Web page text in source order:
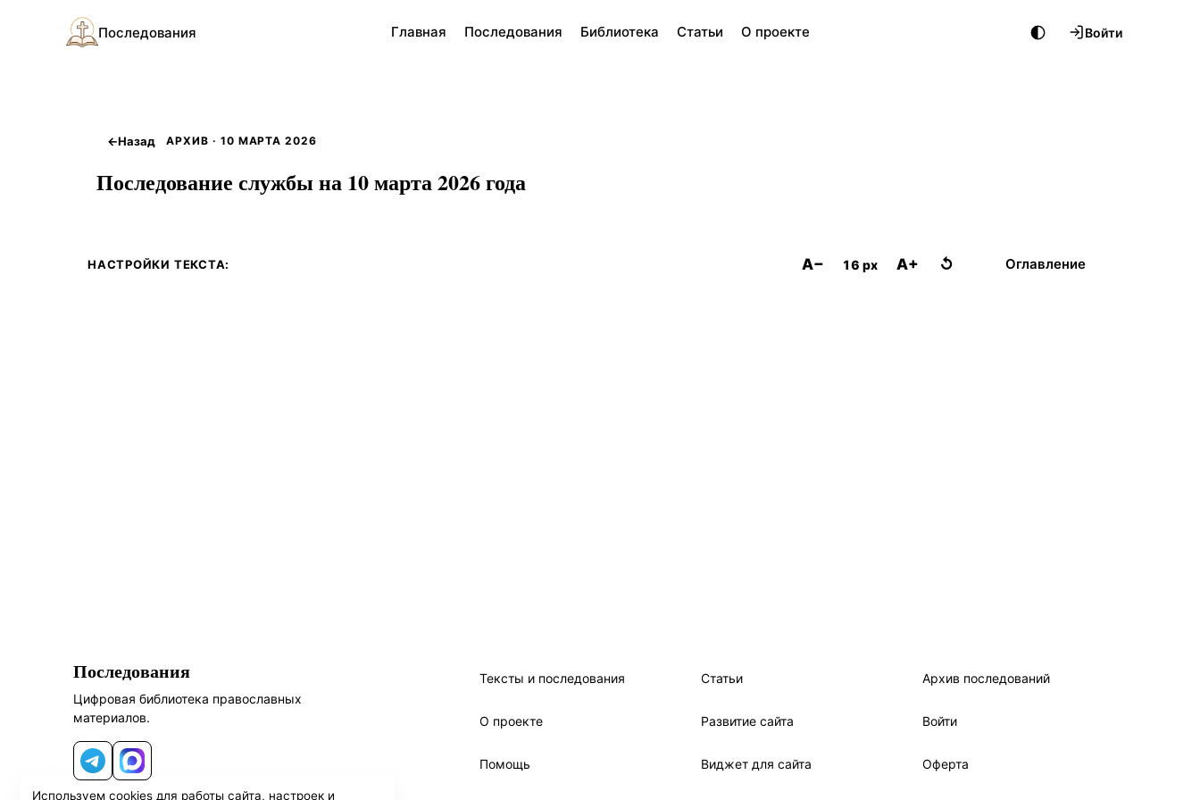
Последования Главная Последования Библиотека Статьи О проекте Войти
←Назад АРХИВ · 10 МАРТА 2026
Последование службы на 10 марта 2026 года
НАСТРОЙКИ ТЕКСТА: A− 16 px A+ ↺ Оглавление
Последования
Цифровая библиотека православных
материалов.
Telegram
MAX
Тексты и последования Статьи Архив последований
О проекте Развитие сайта Войти
Помощь Виджет для сайта Оферта
Используем cookies для работы сайта, настроек и